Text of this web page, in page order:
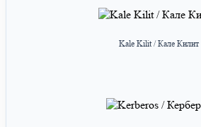
Kale Kilit / Кале Килит